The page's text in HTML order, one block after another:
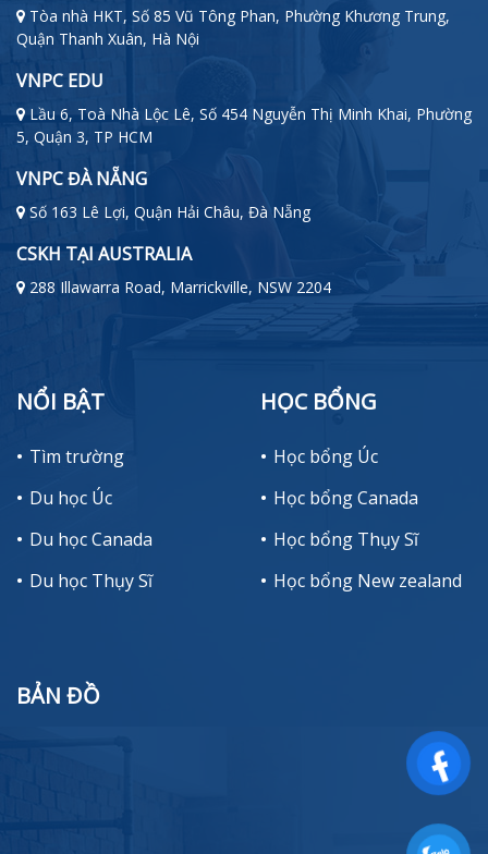
Tòa nhà HKT, Số 85 Vũ Tông Phan, Phường Khương Trung,
Quận Thanh Xuân, Hà Nội
VNPC EDU
Lầu 6, Toà Nhà Lộc Lê, Số 454 Nguyễn Thị Minh Khai, Phường
5, Quận 3, TP HCM
VNPC ĐÀ NẴNG
Số 163 Lê Lợi, Quận Hải Châu, Đà Nẵng
CSKH TẠI AUSTRALIA
288 Illawarra Road, Marrickville, NSW 2204
NỔI BẬT
Tìm trường
Du học Úc
Du học Canada
Du học Thụy Sĩ
HỌC BỔNG
Học bổng Úc
Học bổng Canada
Học bổng Thụy Sĩ
Học bổng New zealand
BẢN ĐỒ